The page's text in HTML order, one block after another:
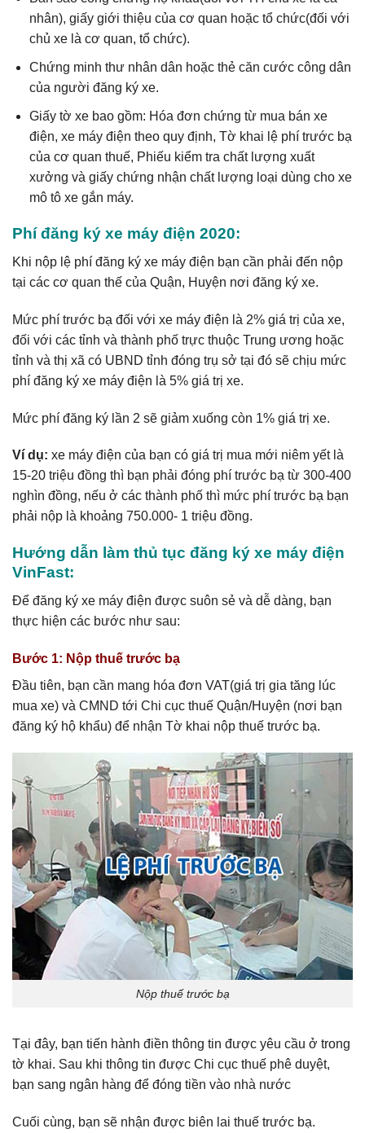
nhân), giấy giới thiệu của cơ quan hoặc tổ chức(đối với
chủ xe là cơ quan, tổ chức).
Chứng minh thư nhân dân hoặc thẻ căn cước công dân
của người đăng ký xe.
Giấy tờ xe bao gồm: Hóa đơn chứng từ mua bán xe
điện, xe máy điện theo quy định, Tờ khai lệ phí trước bạ
của cơ quan thuế, Phiếu kiểm tra chất lượng xuất
xưởng và giấy chứng nhận chất lượng loại dùng cho xe
mô tô xe gắn máy.
Phí đăng ký xe máy điện 2020:
Khi nộp lệ phí đăng ký xe máy điện bạn cần phải đến nộp
tại các cơ quan thế của Quận, Huyện nơi đăng ký xe.
Mức phí trước bạ đối với xe máy điện là 2% giá trị của xe,
đối với các tỉnh và thành phố trực thuộc Trung ương hoặc
tỉnh và thị xã có UBND tỉnh đóng trụ sở tại đó sẽ chịu mức
phí đăng ký xe máy điện là 5% giá trị xe.
Mức phí đăng ký lần 2 sẽ giảm xuống còn 1% giá trị xe.
Ví dụ: xe máy điện của bạn có giá trị mua mới niêm yết là
15-20 triệu đồng thì bạn phải đóng phí trước bạ từ 300-400
nghìn đồng, nếu ở các thành phố thì mức phí trước bạ bạn
phải nộp là khoảng 750.000- 1 triệu đồng.
Hướng dẫn làm thủ tục đăng ký xe máy điện
VinFast:
Để đăng ký xe máy điện được suôn sẻ và dễ dàng, bạn
thực hiện các bước như sau:
Bước 1: Nộp thuế trước bạ
Đầu tiên, bạn cần mang hóa đơn VAT(giá trị gia tăng lúc
mua xe) và CMND tới Chi cục thuế Quận/Huyện (nơi bạn
đăng ký hộ khẩu) để nhận Tờ khai nộp thuế trước bạ.
Nộp thuế trước bạ
Tại đây, bạn tiến hành điền thông tin được yêu cầu ở trong
tờ khai. Sau khi thông tin được Chi cục thuế phê duyệt,
bạn sang ngân hàng để đóng tiền vào nhà nước
Cuối cùng, bạn sẽ nhận được biên lai thuế trước bạ.